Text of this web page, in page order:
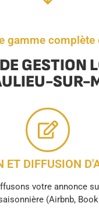
gamme complète
GESTION
SUR-
ET DIFFUSION
votre annonce
(Airbnb,